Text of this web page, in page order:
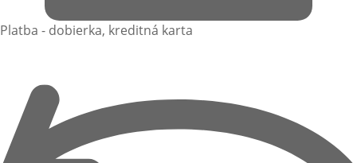
Platba - dobierka, kreditná karta